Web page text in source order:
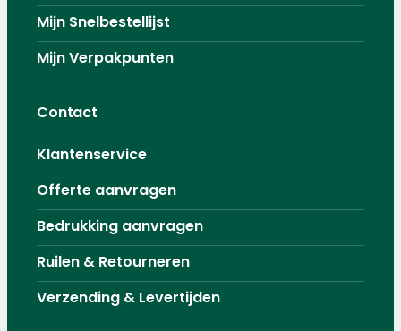
Mijn Snelbestellijst
Mijn Verpakpunten
Contact
Klantenservice
Offerte aanvragen
Bedrukking aanvragen
Ruilen & Retourneren
Verzending & Levertijden